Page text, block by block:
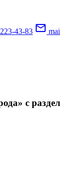
43-83 mail_outline
с